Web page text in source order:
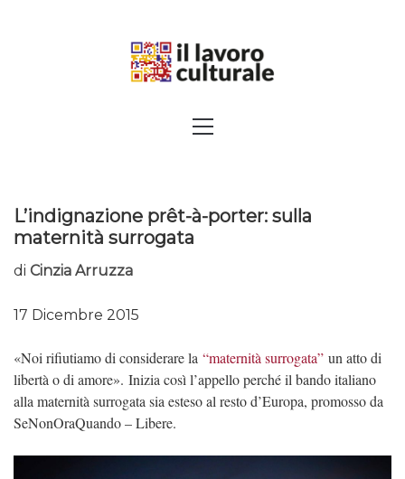
SAPERI, AFFACCIARSI SUL
Menu
L’indignazione prêt-à-porter: sulla
maternità surrogata
di Cinzia Arruzza
17 Dicembre 2015
«Noi rifiutiamo di considerare la “maternità surrogata” un atto di
libertà o di amore». Inizia così l’appello perché il bando italiano
alla maternità surrogata sia esteso al resto d’Europa, promosso da
SeNonOraQuando – Libere.